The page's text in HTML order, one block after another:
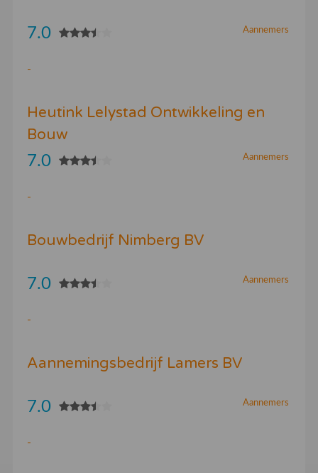
Aannemers
7.0
-
Heutink Lelystad Ontwikkeling en
Bouw
Aannemers
7.0
-
Bouwbedrijf Nimberg BV
Aannemers
7.0
-
Aannemingsbedrijf Lamers BV
Aannemers
7.0
-